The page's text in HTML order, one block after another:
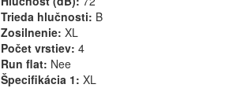
Trieda hlučnosti: B
Zosilnenie: XL
Počet vrstiev: 4
Run flat: Nee
Špecifikácia 1: XL